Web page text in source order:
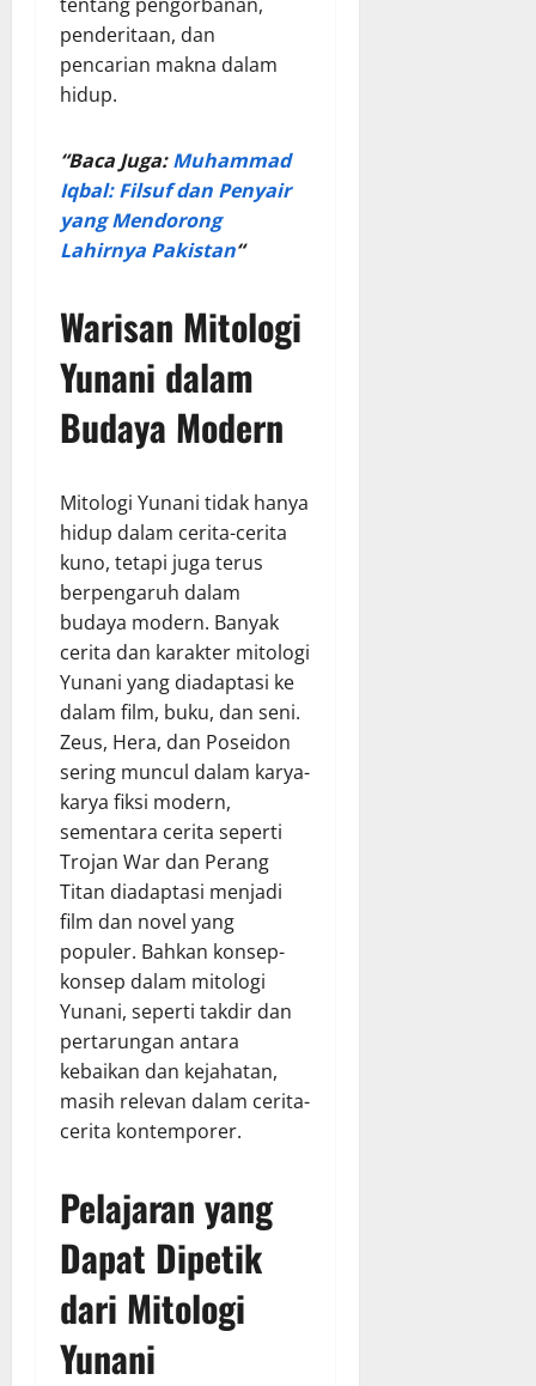
penderitaan, dan
pencarian makna dalam
hidup.
“Baca Juga:Muhammad
Iqbal: Filsuf dan Penyair
yang Mendorong
Lahirnya Pakistan“
Warisan Mitologi
Yunani dalam
Budaya Modern
Mitologi Yunani tidak hanya
hidup dalam cerita-cerita
kuno, tetapi juga terus
berpengaruh dalam
budaya modern. Banyak
cerita dan karakter mitologi
Yunani yang diadaptasi ke
dalam film, buku, dan seni.
Zeus, Hera, dan Poseidon
sering muncul dalam karya-
karya fiksi modern,
sementara cerita seperti
Trojan War dan Perang
Titan diadaptasi menjadi
film dan novel yang
populer. Bahkan konsep-
konsep dalam mitologi
Yunani, seperti takdir dan
pertarungan antara
kebaikan dan kejahatan,
masih relevan dalam cerita-
cerita kontemporer.
Pelajaran yang
Dapat Dipetik
dari Mitologi
Yunani